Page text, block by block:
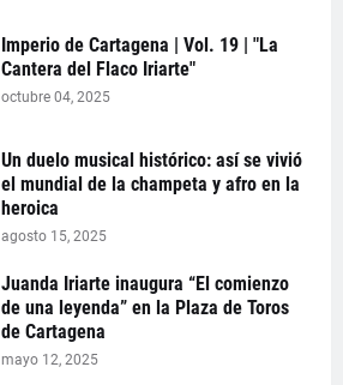
Imperio de Cartagena | Vol. 19 | "La
Cantera del Flaco Iriarte"
octubre 04, 2025
Un duelo musical histórico: así se vivió
el mundial de la champeta y afro en la
heroica
agosto 15, 2025
Juanda Iriarte inaugura “El comienzo
de una leyenda” en la Plaza de Toros
de Cartagena
mayo 12, 2025